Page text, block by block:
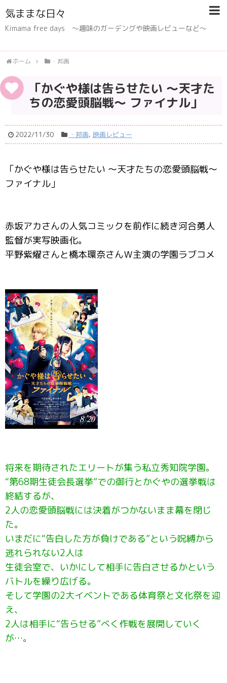
気ままな日々
Kimama free days 〜趣味のガーデングや映画レビューなど〜
ホーム ・邦画
「かぐや様は告らせたい ～天才た
ちの恋愛頭脳戦～ ファイナル」
2022/11/30 ・邦画, 映画レビュー
「かぐや様は告らせたい ～天才たちの恋愛頭脳戦～
ファイナル」
赤坂アカさんの人気コミックを前作に続き河合勇人
監督が実写映画化。
平野紫燿さんと橋本環奈さんＷ主演の学園ラブコメ
将来を期待されたエリートが集う私立秀知院学園。
“第68期生徒会長選挙”での御行とかぐやの選挙戦は
終結するが、
2人の恋愛頭脳戦には決着がつかないまま幕を閉じ
た。
いまだに“告白した方が負けである”という呪縛から
逃れられない2人は
生徒会室で、いかにして相手に告白させるかという
バトルを繰り広げる。
そして学園の2大イベントである体育祭と文化祭を迎
え、
2人は相手に“告らせる”べく作戦を展開していく
が…。